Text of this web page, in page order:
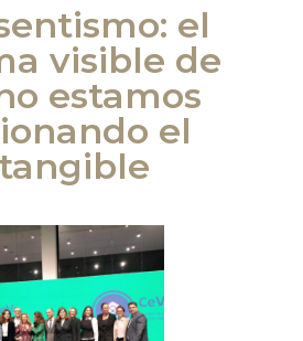
el
visible de
estamos
el